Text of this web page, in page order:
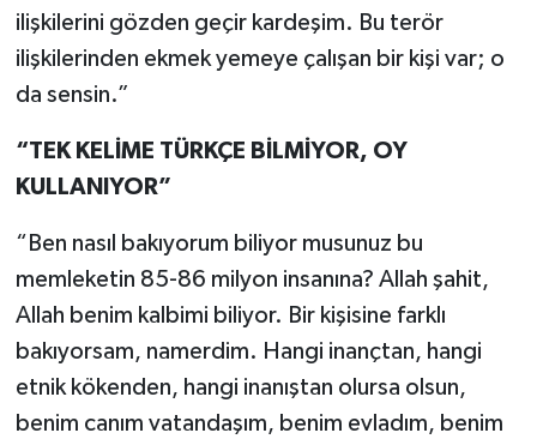
ilişkilerini gözden geçir kardeşim. Bu terör
ilişkilerinden ekmek yemeye çalışan bir kişi var; o
da sensin.”
“TEK KELİME TÜRKÇE BİLMİYOR, OY
KULLANIYOR”
“Ben nasıl bakıyorum biliyor musunuz bu
memleketin 85-86 milyon insanına? Allah şahit,
Allah benim kalbimi biliyor. Bir kişisine farklı
bakıyorsam, namerdim. Hangi inançtan, hangi
etnik kökenden, hangi inanıştan olursa olsun,
benim canım vatandaşım, benim evladım, benim